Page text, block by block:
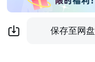
保存至网盘